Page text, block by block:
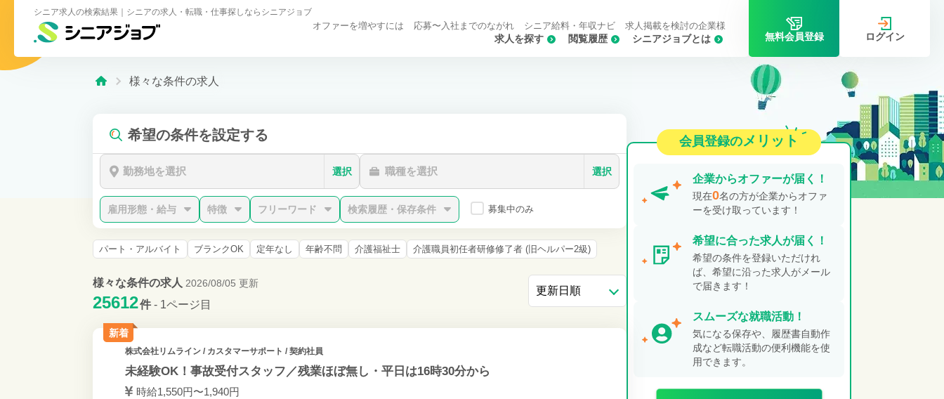
シニア求人の検索結果｜シニアの求人・転職・仕事探しならシニアジョブ
求人を探す シニアジョブとは
閲覧履歴
オファーを増やすには 応募〜入社までのながれ シニア給料・年収ナビ 求人掲載を検討の企業様
無料会員登録 ログイン
様々な条件の求人
希望の条件を設定する
勤務地を選択 選択 職種を選択 選択
雇用形態・給与 特徴 フリーワード 検索履歴・保存条件 募集中のみ
パート・アルバイト ブランクOK 定年なし 年齢不問 介護福祉士 介護職員初任者研修修了者 (旧ヘルパー2級)
様々な条件の求人 2026/08/05 更新
25612件 - 1ページ目
新着
株式会社リムライン/ カスタマーサポート / 契約社員
未経験OK！事故受付スタッフ／残業ほぼ無し・平日は16時30分から
時給1,550円〜1,940円
会員登録のメリット
企業からオファーが届く！
現在0名の方が企業からオファ
ーを受け取っています！
希望に合った求人が届く！
希望の条件を登録いただけれ
ば、希望に沿った求人がメール
で届きます！
スムーズな就職活動！
気になる保存や、履歴書自動作
成など転職活動の便利機能を使
用できます。